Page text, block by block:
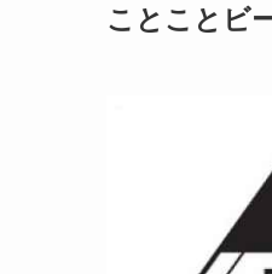
ことことビ